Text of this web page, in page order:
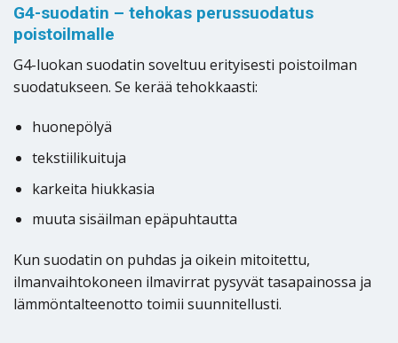
G4-suodatin – tehokas perussuodatus
poistoilmalle
G4-luokan suodatin soveltuu erityisesti poistoilman
suodatukseen. Se kerää tehokkaasti:
huonepölyä
tekstiilikuituja
karkeita hiukkasia
muuta sisäilman epäpuhtautta
Kun suodatin on puhdas ja oikein mitoitettu,
ilmanvaihtokoneen ilmavirrat pysyvät tasapainossa ja
lämmöntalteenotto toimii suunnitellusti.